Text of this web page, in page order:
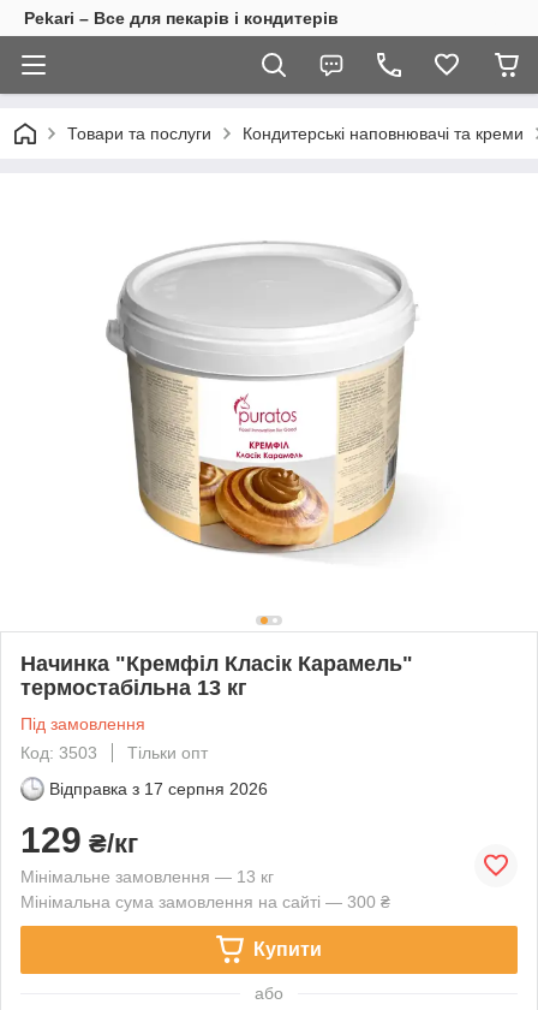
Pekari – Все для пекарів і кондитерів
Товари та послуги Кондитерські наповнювачі та креми
Начинка "Кремфіл Класік Карамель"
термостабільна 13 кг
Під замовлення
Код: 3503
Тільки опт
Відправка з 17 серпня 2026
129 ₴/кг
Мінімальне замовлення — 13 кг
Мінімальна сума замовлення на сайті — 300 ₴
Купити
або